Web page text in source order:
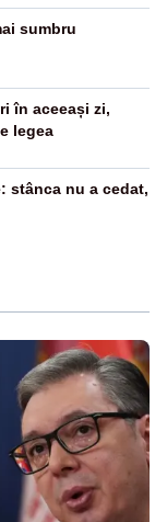
sumbru
în aceeași zi,
legea
stânca nu a cedat,